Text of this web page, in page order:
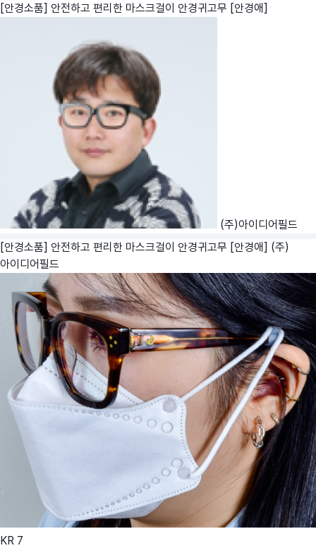
[안경소품] 안전하고 편리한 마스크걸이 안경귀고무 [안경애]
(주)아이디어필드
[안경소품] 안전하고 편리한 마스크걸이 안경귀고무 [안경애] (주)
아이디어필드
KR 7